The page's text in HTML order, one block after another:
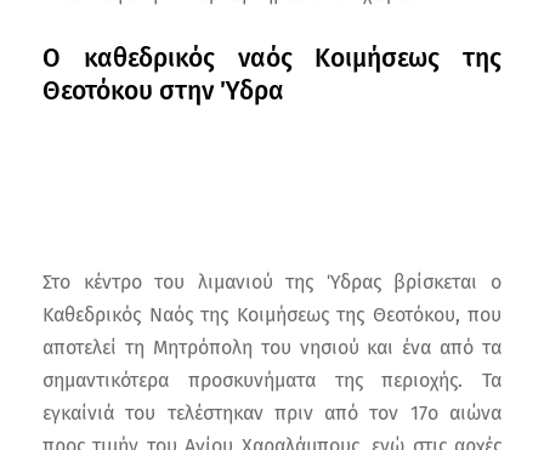
Ο καθεδρικός ναός Κοιμήσεως της
Θεοτόκου στην Ύδρα
Στο κέντρο του λιμανιού της Ύδρας βρίσκεται ο
Καθεδρικός Ναός της Κοιμήσεως της Θεοτόκου, που
αποτελεί τη Μητρόπολη του νησιού και ένα από τα
σημαντικότερα προσκυνήματα της περιοχής. Τα
εγκαίνιά του τελέστηκαν πριν από τον 17ο αιώνα